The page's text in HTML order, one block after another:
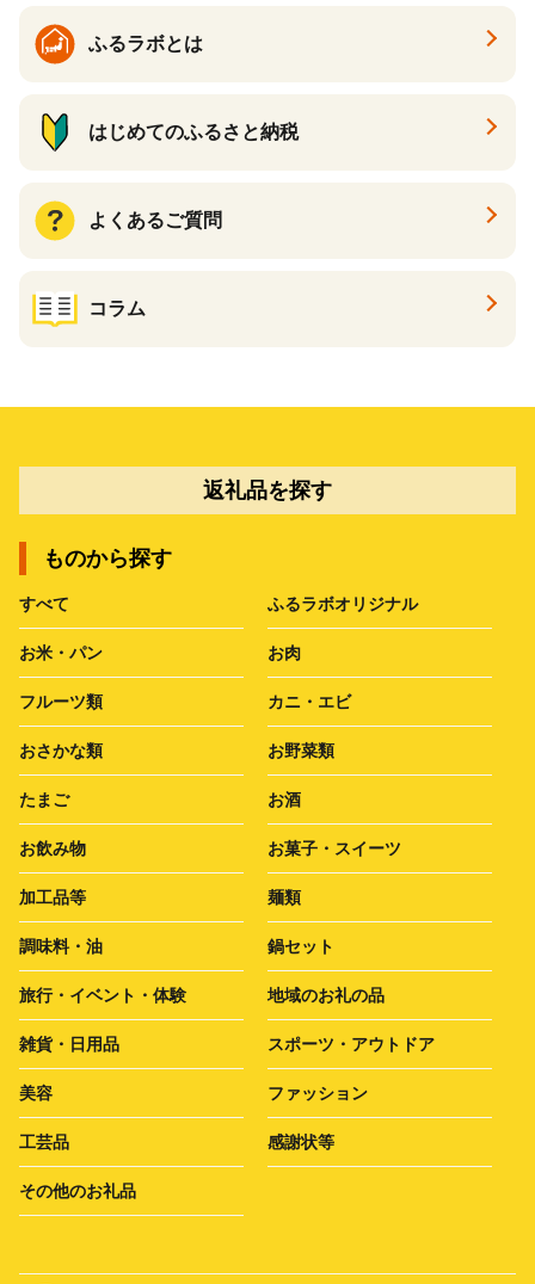
ふるラボとは
はじめてのふるさと納税
よくあるご質問
コラム
返礼品を探す
ものから探す
すべて ふるラボオリジナル
お米・パン お肉
フルーツ類 カニ・エビ
おさかな類 お野菜類
たまご お酒
お飲み物 お菓子・スイーツ
加工品等 麺類
調味料・油 鍋セット
旅行・イベント・体験 地域のお礼の品
雑貨・日用品 スポーツ・アウトドア
美容 ファッション
工芸品 感謝状等
その他のお礼品